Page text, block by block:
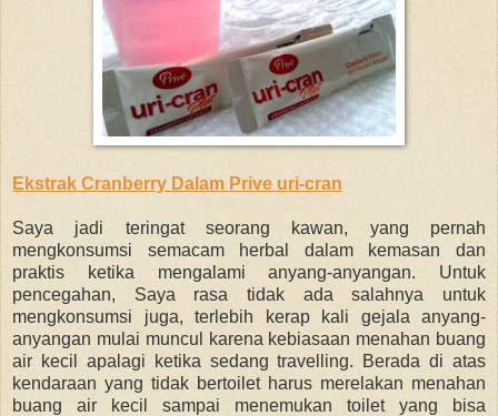
Ekstrak Cranberry Dalam Prive uri-cran
Saya jadi teringat seorang kawan, yang pernah
mengkonsumsi semacam herbal dalam kemasan dan
praktis ketika mengalami anyang-anyangan. Untuk
pencegahan, Saya rasa tidak ada salahnya untuk
mengkonsumsi juga, terlebih kerap kali gejala anyang-
anyangan mulai muncul karena kebiasaan menahan buang
air kecil apalagi ketika sedang travelling. Berada di atas
kendaraan yang tidak bertoilet harus merelakan menahan
buang air kecil sampai menemukan toilet yang bisa